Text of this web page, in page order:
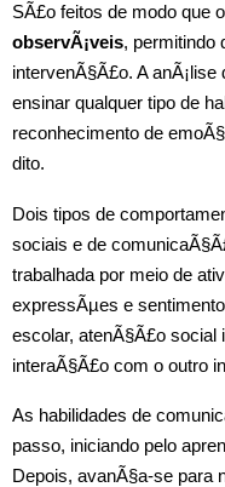
SÃ£o feitos de modo que
observÃ¡veis, permitindo
intervenÃ§Ã£o. A
ensinar qualquer tipo de
reconhecimento de
dito.
Dois tipos de
sociais e de
trabalhada por meio de
expressÃµes e
escolar, atenÃ§Ã£o
interaÃ§Ã£o com o outro
As habilidades de
passo, iniciando pelo
Depois, avanÃ§a-se para